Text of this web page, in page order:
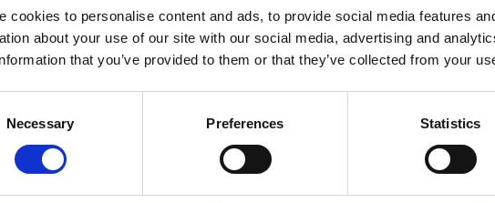
cookies to personalise content and ads, to provide social media features
about your use of our site with our social media, advertising and
that you’ve provided to them or that they’ve collected from your
Necessary Preferences Statistics
Komponenten der Lenkung können vom Fahrzeughalter selbst
und die Servolenkungspumpe enthält Dichtungen, Dichtungsringe
ersetzt werden müssen.
Lenkung enthält Lagerbuchsen, Gummi- und Teflonringe.
benötigt, wenn: